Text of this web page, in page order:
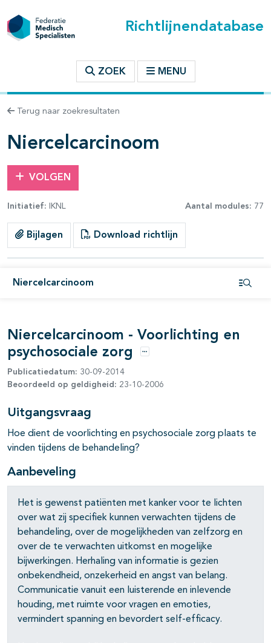
Richtlijnendatabase
ZOEK MENU
Terug naar zoekresultaten
Niercelcarcinoom
VOLGEN
Initiatief: IKNL Aantal modules: 77
Bijlagen Download richtlijn
Niercelcarcinoom
binnen deze richtlijn
open- en dichtklappen
open- en dichtklappen
open- en dichtklappen
open- en dichtklappen
open- en dichtklappen
open- en dichtklappen
Niercelcarcinoom - Voorlichting en
psychosociale zorg
Opties
Publicatiedatum: 30-09-2014
Beoordeeld op geldigheid: 23-10-2006
Uitgangsvraag
Hoe dient de voorlichting en psychosociale zorg plaats te
vinden tijdens de behandeling?
Aanbeveling
Het is gewenst patiënten met kanker voor te lichten
over wat zij specifiek kunnen verwachten tijdens de
behandeling, over de mogelijkheden van zelfzorg en
over de te verwachten uitkomst en mogelijke
bijwerkingen. Herhaling van informatie is gezien
onbekendheid, onzekerheid en angst van belang.
Communicatie vanuit een luisterende en inlevende
houding, met ruimte voor vragen en emoties,
vermindert spanning en bevordert self-efficacy.